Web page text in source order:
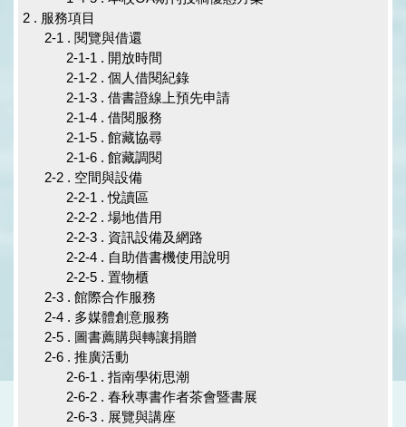
2 . 服務項目
2-1 . 閱覽與借還
2-1-1 . 開放時間
2-1-2 . 個人借閱紀錄
2-1-3 . 借書證線上預先申請
2-1-4 . 借閱服務
2-1-5 . 館藏協尋
2-1-6 . 館藏調閱
2-2 . 空間與設備
2-2-1 . 悅讀區
2-2-2 . 場地借用
2-2-3 . 資訊設備及網路
2-2-4 . 自助借書機使用說明
2-2-5 . 置物櫃
2-3 . 館際合作服務
2-4 . 多媒體創意服務
2-5 . 圖書薦購與轉讓捐贈
2-6 . 推廣活動
2-6-1 . 指南學術思潮
2-6-2 . 春秋專書作者茶會暨書展
2-6-3 . 展覽與講座